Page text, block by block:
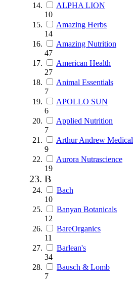
ALPHA LION
10
Amazing Herbs
14
Amazing Nutrition
47
American Health
27
Animal Essentials
7
APOLLO SUN
6
Applied Nutrition
7
Arthur Andrew Medical
9
Aurora Nutrascience
19
B
Bach
10
Banyan Botanicals
12
BareOrganics
11
Barlean's
34
Bausch & Lomb
7